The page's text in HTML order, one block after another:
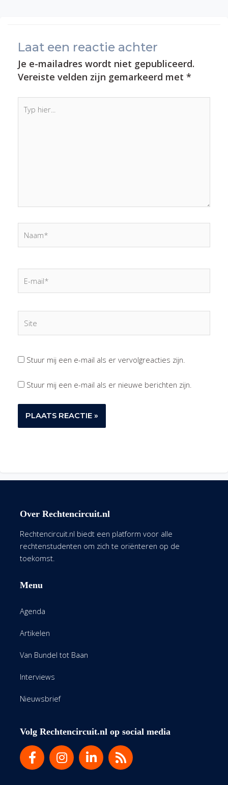
Laat een reactie achter
Je e-mailadres wordt niet gepubliceerd.
Vereiste velden zijn gemarkeerd met *
hier...
mail*
Stuur mij een e-mail als er vervolgreacties zijn.
Stuur mij een e-mail als er nieuwe berichten zijn.
Over Rechtencircuit.nl
Rechtencircuit.nl biedt een platform voor alle
rechtenstudenten om zich te oriënteren op de
toekomst.
Menu
Agenda
Artikelen
Van Bundel tot Baan
Interviews
Nieuwsbrief
Volg Rechtencircuit.nl op social media